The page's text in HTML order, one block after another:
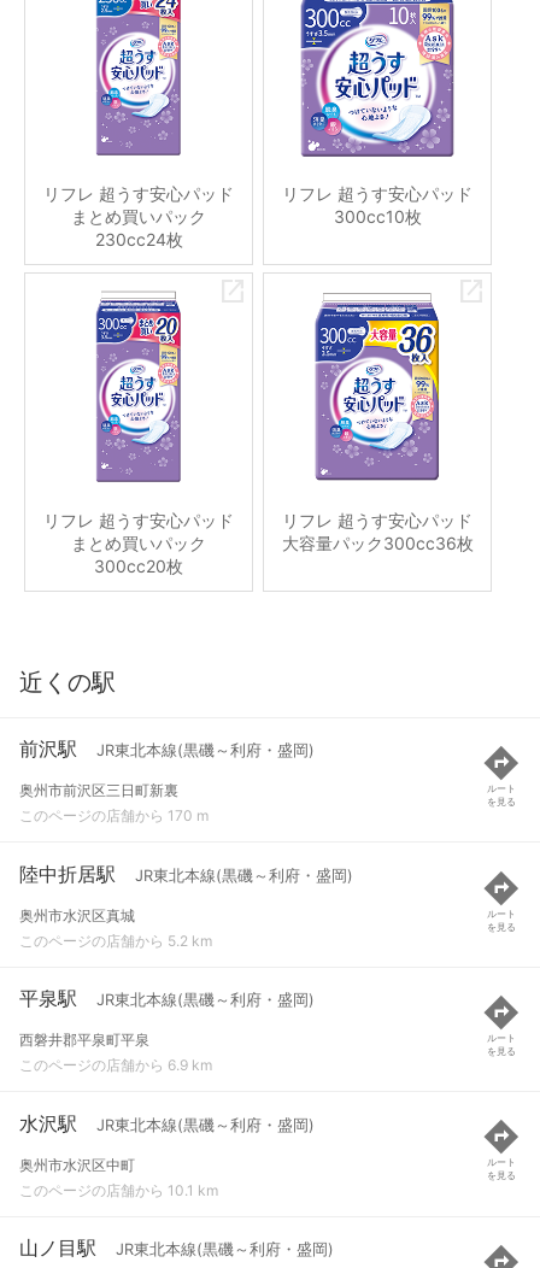
リフレ 超うす安心パッド
まとめ買いパック
230cc24枚
リフレ 超うす安心パッド
300cc10枚
リフレ 超うす安心パッド
まとめ買いパック
300cc20枚
リフレ 超うす安心パッド
大容量パック300cc36枚
近くの駅
前沢駅 JR東北本線(黒磯～利府・盛岡)
奥州市前沢区三日町新裏
このページの店舗から 170 m
ルート
を見る
陸中折居駅 JR東北本線(黒磯～利府・盛岡)
奥州市水沢区真城
このページの店舗から 5.2 km
ルート
を見る
平泉駅 JR東北本線(黒磯～利府・盛岡)
西磐井郡平泉町平泉
このページの店舗から 6.9 km
ルート
を見る
水沢駅 JR東北本線(黒磯～利府・盛岡)
奥州市水沢区中町
このページの店舗から 10.1 km
ルート
を見る
山ノ目駅 JR東北本線(黒磯～利府・盛岡)